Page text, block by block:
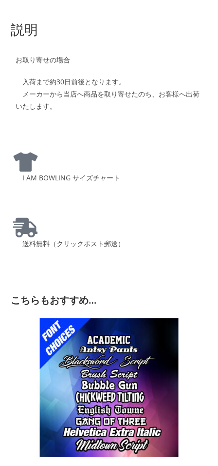
説明
お取り寄せの場合
入荷まで約30日前後となります。
メーカーから当店へ商品を取り寄せたのち、お客様へ出荷
いたします。
I AM BOWLING サイズチャート
送料無料（クリックポスト郵送）
こちらもおすすめ…